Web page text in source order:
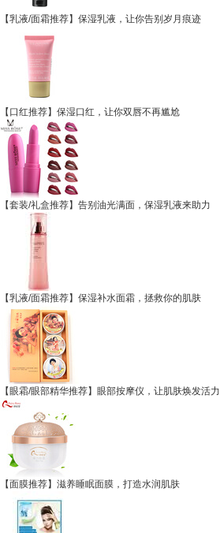
【乳液/面霜推荐】保湿乳液，让你告别岁月痕迹
【口红推荐】保湿口红，让你双唇不再尴尬
【套装/礼盒推荐】告别油光满面，保湿乳液来助力
【乳液/面霜推荐】保湿补水面霜，拯救你的肌肤
【眼霜/眼部精华推荐】眼部按摩仪，让肌肤焕发活力
【面膜推荐】滋养睡眠面膜，打造水润肌肤